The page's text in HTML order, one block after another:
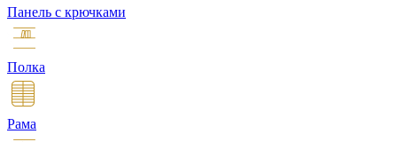
Панель с крючками
Полка
Рама